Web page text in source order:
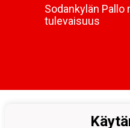
Sodankylän
tulevaisuus